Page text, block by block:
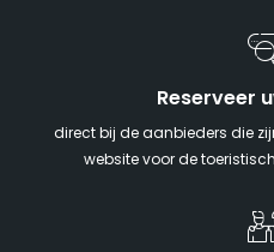
Reserveer
direct bij de aanbieders die
website voor de